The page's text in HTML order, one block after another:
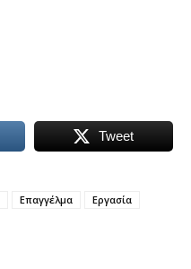
Tweet
Επαγγέλμα
Εργασία